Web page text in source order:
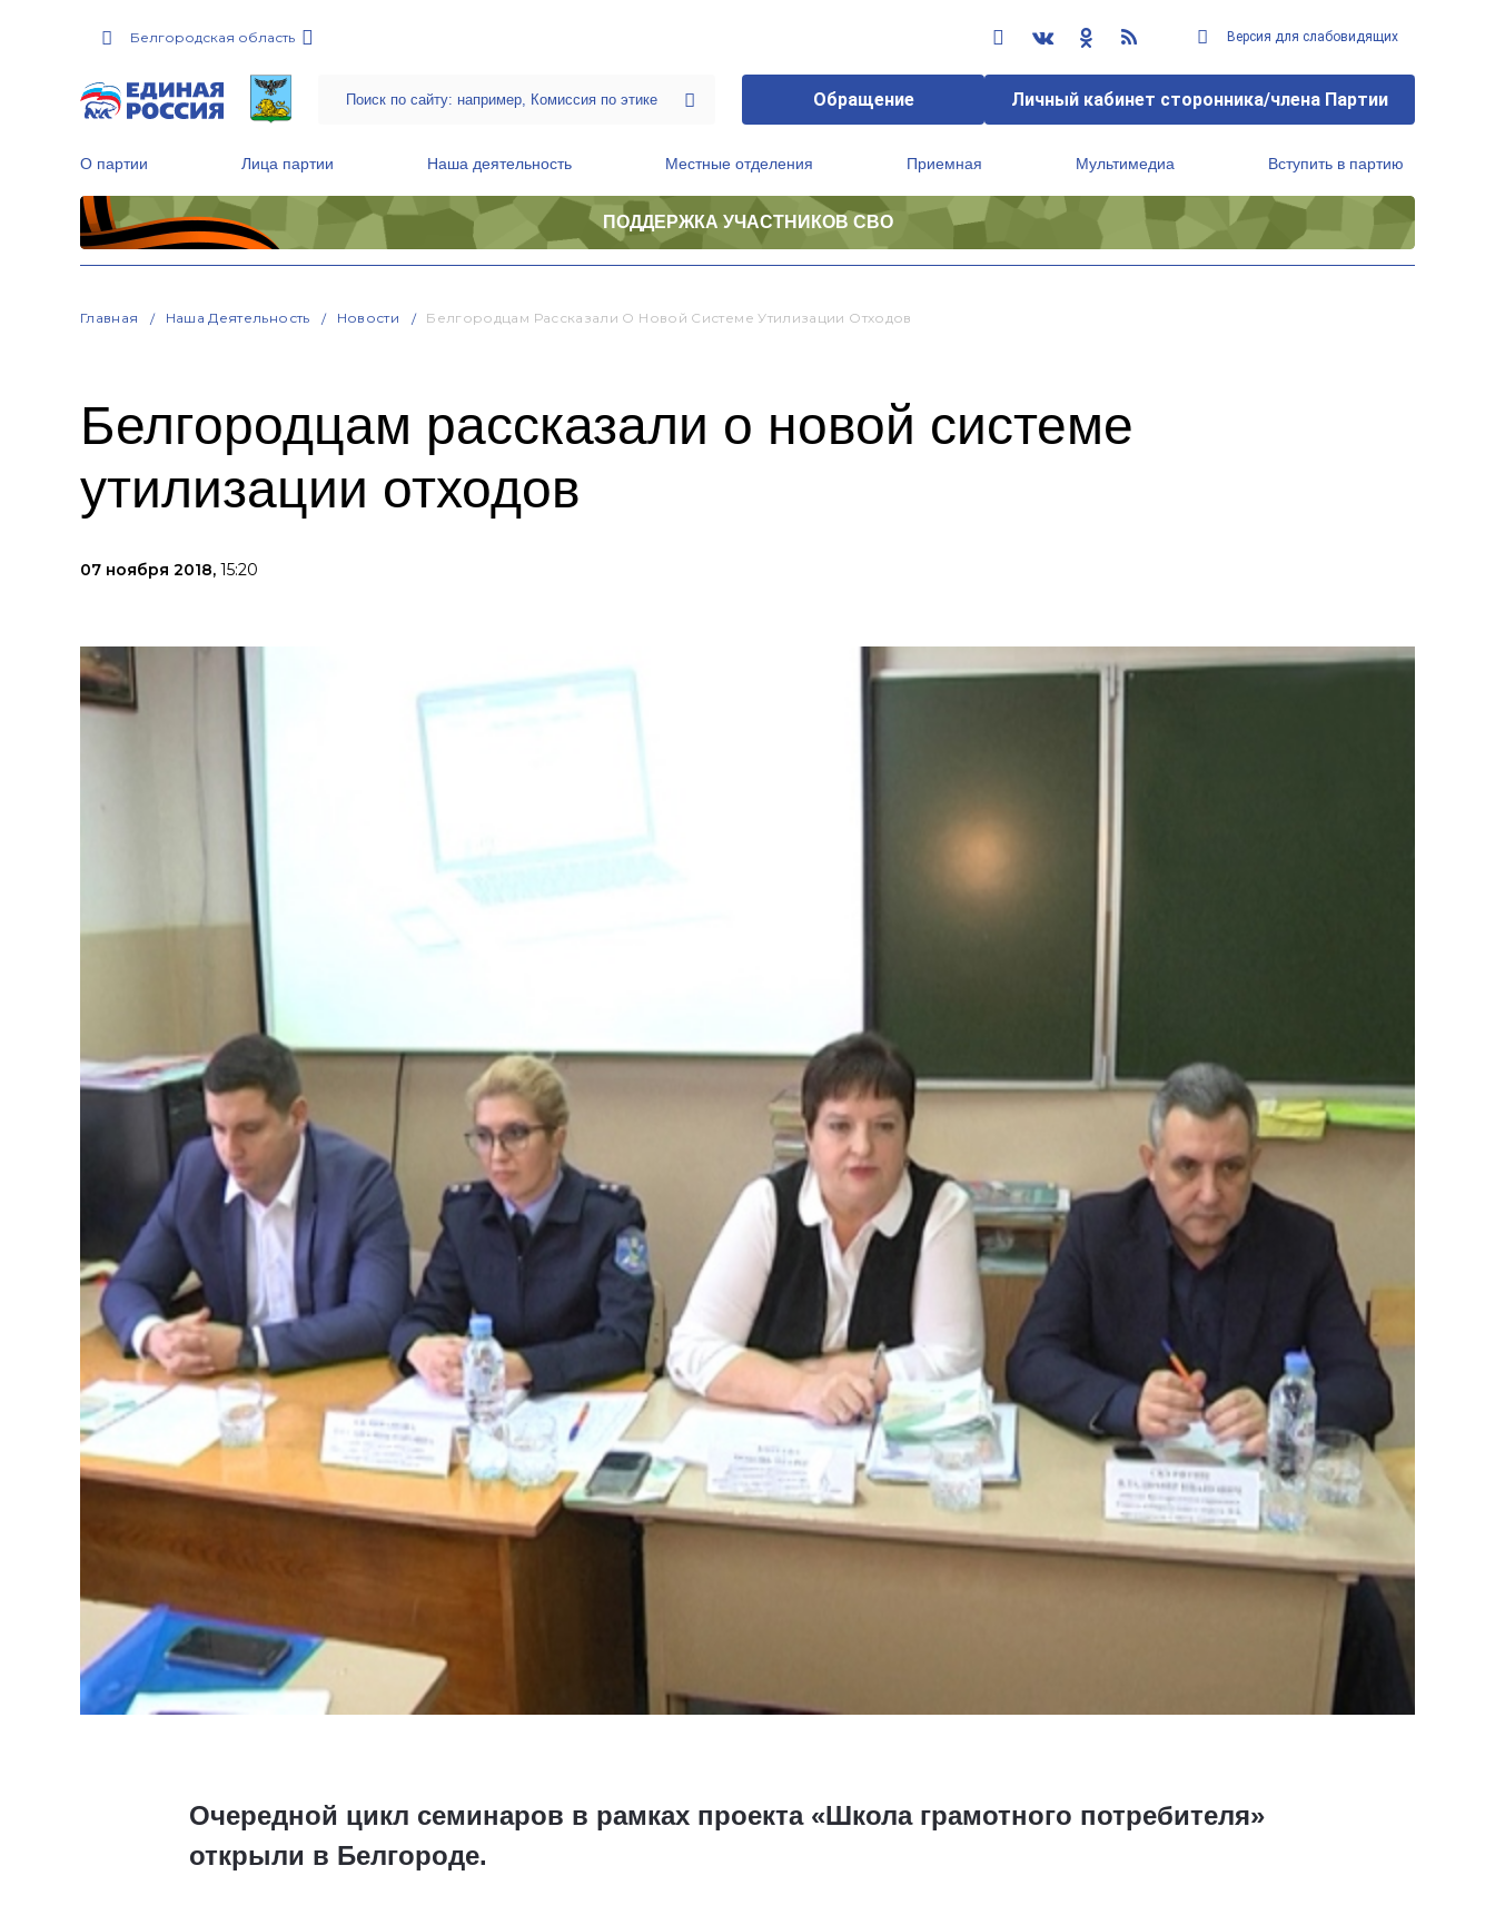
Белгородская область Версия для слабовидящих
Обращение Личный кабинет сторонника/члена Партии
О партии Лица партии Наша деятельность Местные отделения Приемная Мультимедиа Вступить в партию
ПОДДЕРЖКА УЧАСТНИКОВ СВО
Главная Наша Деятельность Новости Белгородцам Рассказали О Новой Системе Утилизации Отходов
Белгородцам рассказали о новой системе
утилизации отходов
07 ноября 2018, 15:20
Очередной цикл семинаров в рамках проекта «Школа грамотного потребителя»
открыли в Белгороде.